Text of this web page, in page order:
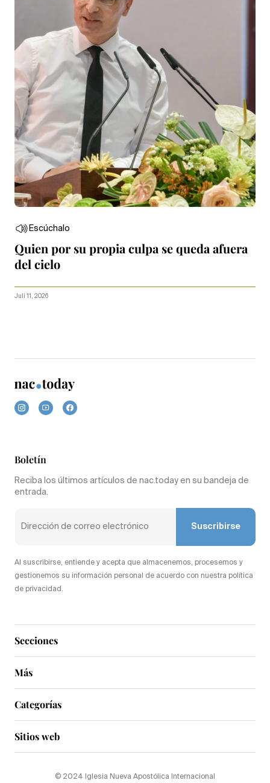
Escúchalo
Quien por su propia culpa se queda afuera
del cielo
Juli 11, 2026
Secciones
Más
Boletín
Reciba los últimos artículos de nac.today en su bandeja de
entrada.
Suscribirse
Al suscribirse, entiende y acepta que almacenemos, procesemos y
gestionemos su información personal de acuerdo con nuestra política
de privacidad.
Categorías
Sitios web
© 2024 Iglesia Nueva Apostólica Internacional